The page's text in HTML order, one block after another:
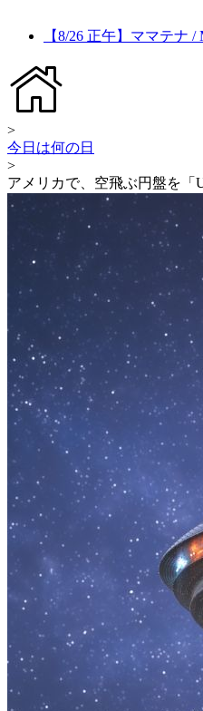
【8/26 正午】ママテナ
>
今日は何の日
>
アメリカで、空飛ぶ円盤を「